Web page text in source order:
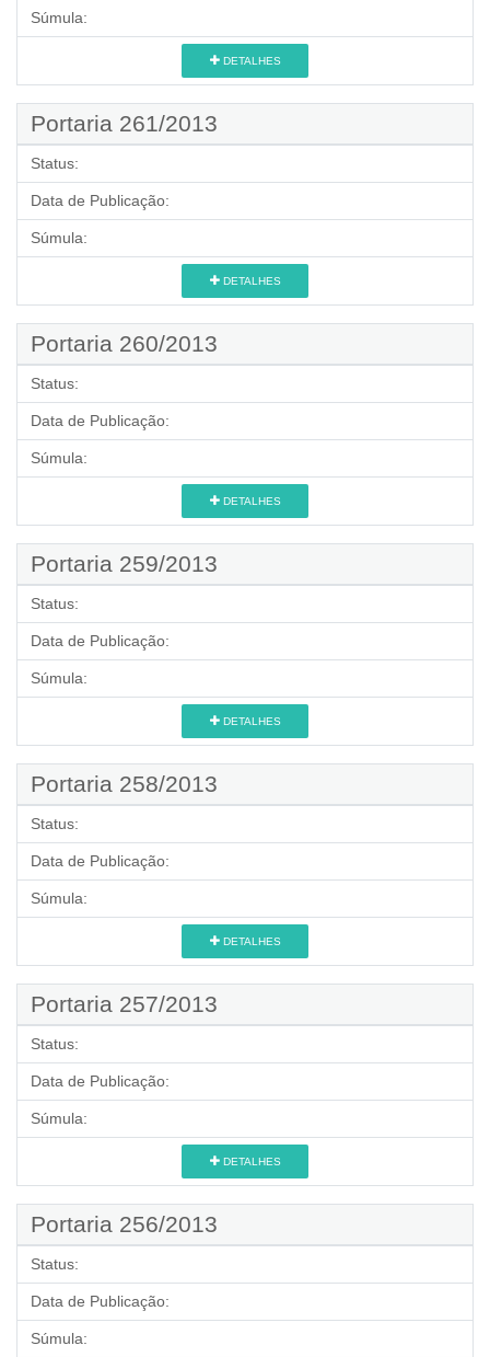
Súmula:
DETALHES
Portaria 261/2013
Status:
Data de Publicação:
Súmula:
DETALHES
Portaria 260/2013
Status:
Data de Publicação:
Súmula:
DETALHES
Portaria 259/2013
Status:
Data de Publicação:
Súmula:
DETALHES
Portaria 258/2013
Status:
Data de Publicação:
Súmula:
DETALHES
Portaria 257/2013
Status:
Data de Publicação:
Súmula:
DETALHES
Portaria 256/2013
Status:
Data de Publicação:
Súmula: